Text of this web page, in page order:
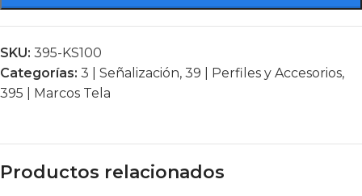
SKU: 395-KS100
Categorías: 3 | Señalización, 39 | Perfiles y Accesorios,
395 | Marcos Tela
Productos relacionados